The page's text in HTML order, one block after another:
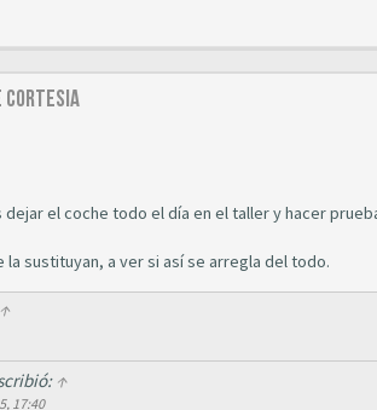
cortesia
dejar el coche todo el día en el taller y hacer
sustituyan, a ver si así se arregla del todo.
↑
↑
17:40